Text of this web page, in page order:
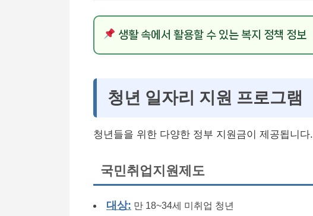
생활 속에서 활용할 수 있는 복지 정책 정보
청년 일자리 지원 프로그램
청년들을 위한 다양한 정부 지원금이 제공됩니다.
국민취업지원제도
대상: 만 18~34세 미취업 청년